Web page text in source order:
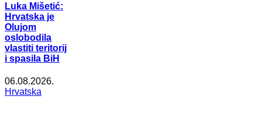
Luka Mišetić:
Hrvatska je
Olujom
oslobodila
vlastiti teritorij
i spasila BiH
06.08.2026.
Hrvatska